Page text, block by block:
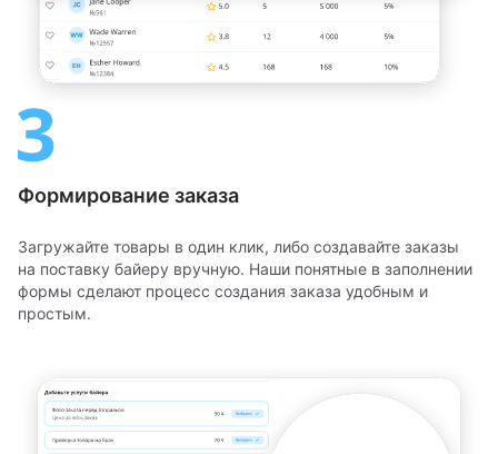
Формирование заказа
Загружайте товары в один клик, либо создавайте заказы
на поставку байеру вручную. Наши понятные в заполнении
формы сделают процесс создания заказа удобным и
простым.